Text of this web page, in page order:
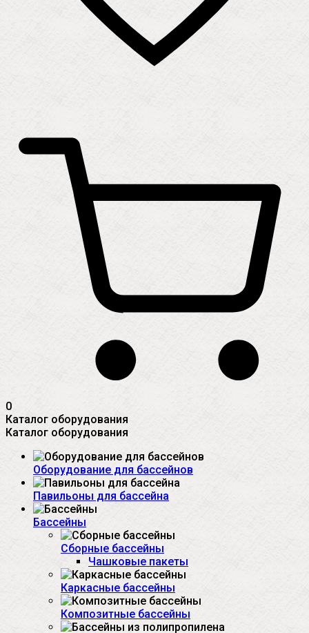
0
Каталог оборудования
Каталог оборудования
Оборудование для бассейнов
Павильоны для бассейна
Бассейны
Сборные бассейны
Чашковые пакеты
Каркасные бассейны
Композитные бассейны